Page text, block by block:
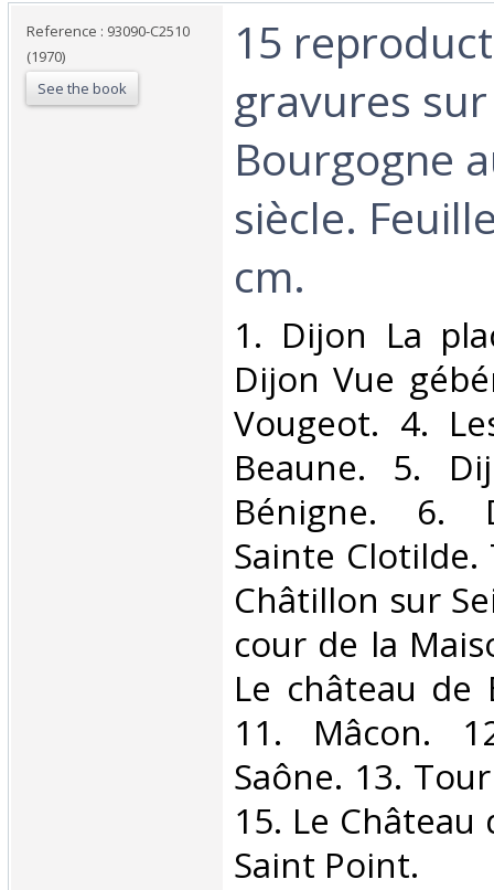
Reference : 93090-C2510
(1970)
See the book
‎15
gravures
Bourgogne
siècle.
cm. ‎
‎1. Dijon La
Dijon Vue
Vougeot. 4.
Beaune. 5.
Bénigne. 6.
Sainte
Châtillon sur
cour de la
Le château de
11. Mâcon.
Saône. 13.
15. Le
Saint Point. ‎